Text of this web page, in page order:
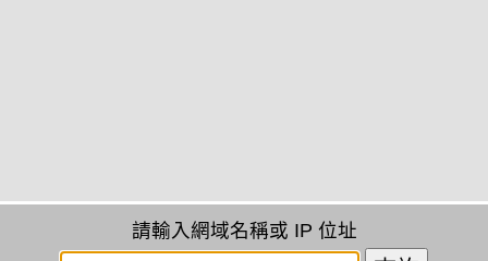
請輸入網域名稱或 IP 位址